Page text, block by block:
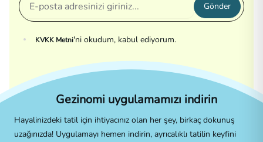
Gönder
KVKK Metni'ni okudum, kabul ediyorum.
Gezinomi uygulamamızı indirin
Hayalinizdeki tatil için ihtiyacınız olan her şey, birkaç dokunuş
uzağınızda! Uygulamayı hemen indirin, ayrıcalıklı tatilin keyfini